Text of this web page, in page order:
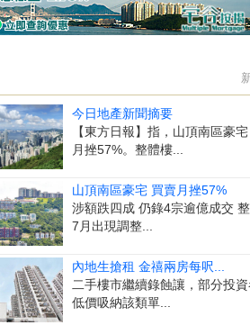
今日地產新聞摘要
【東方日報】指，山頂南區豪
月挫57%。整體樓...
山頂南區豪宅 買賣月挫57%
涉額跌四成 仍錄4宗逾億成交
7月出現調整...
內地生搶租 金禧兩房每呎...
二手樓市繼續錄蝕讓，部分投
低價吸納該類單...